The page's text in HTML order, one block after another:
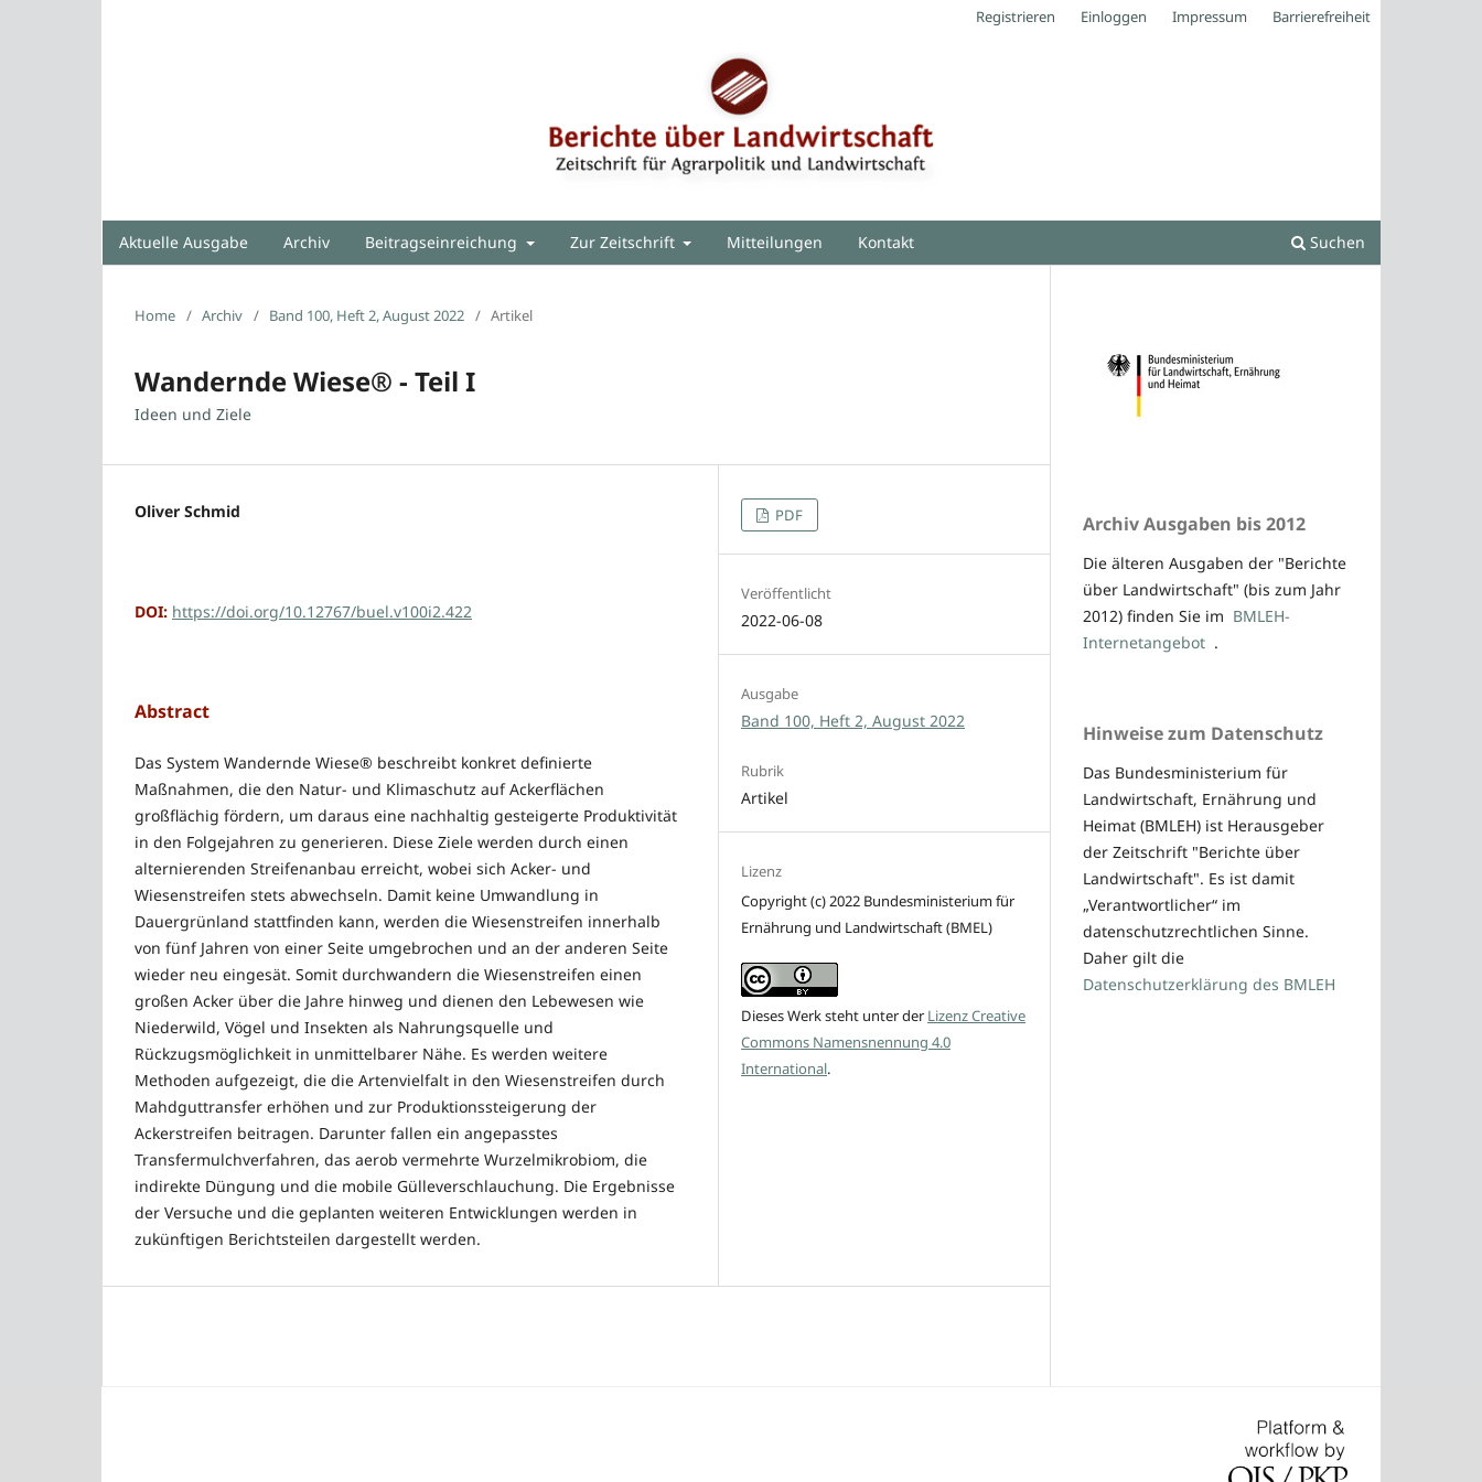
Aktuelle Ausgabe Archiv Beitragseinreichung Zur Zeitschrift Mitteilungen Kontakt Suchen
Registrieren Einloggen Impressum Barrierefreiheit
Home / Archiv / Band 100, Heft 2, August 2022 / Artikel
Wandernde Wiese® - Teil I
Ideen und Ziele
Oliver Schmid
DOI: https://doi.org/10.12767/buel.v100i2.422
Abstract
Das System Wandernde Wiese® beschreibt konkret definierte
Maßnahmen, die den Natur- und Klimaschutz auf Ackerflächen
großflächig fördern, um daraus eine nachhaltig gesteigerte Produktivität
in den Folgejahren zu generieren. Diese Ziele werden durch einen
alternierenden Streifenanbau erreicht, wobei sich Acker- und
Wiesenstreifen stets abwechseln. Damit keine Umwandlung in
Dauergrünland stattfinden kann, werden die Wiesenstreifen innerhalb
von fünf Jahren von einer Seite umgebrochen und an der anderen Seite
wieder neu eingesät. Somit durchwandern die Wiesenstreifen einen
großen Acker über die Jahre hinweg und dienen den Lebewesen wie
Niederwild, Vögel und Insekten als Nahrungsquelle und
Rückzugsmöglichkeit in unmittelbarer Nähe. Es werden weitere
Methoden aufgezeigt, die die Artenvielfalt in den Wiesenstreifen durch
Mahdguttransfer erhöhen und zur Produktionssteigerung der
Ackerstreifen beitragen. Darunter fallen ein angepasstes
Transfermulchverfahren, das aerob vermehrte Wurzelmikrobiom, die
indirekte Düngung und die mobile Gülleverschlauchung. Die Ergebnisse
der Versuche und die geplanten weiteren Entwicklungen werden in
zukünftigen Berichtsteilen dargestellt werden.
PDF
Veröffentlicht
2022-06-08
Ausgabe
Band 100, Heft 2, August 2022
Rubrik
Artikel
Lizenz
Copyright (c) 2022 Bundesministerium für
Ernährung und Landwirtschaft (BMEL)
Dieses Werk steht unter derLizenz Creative
Commons Namensnennung 4.0
International.
Archiv Ausgaben bis 2012
Die älteren Ausgaben der "Berichte
über Landwirtschaft" (bis zum Jahr
2012) finden Sie im BMLEH-
Internetangebot .
Hinweise zum Datenschutz
Das Bundesministerium für
Landwirtschaft, Ernährung und
Heimat (BMLEH) ist Herausgeber
der Zeitschrift "Berichte über
Landwirtschaft". Es ist damit
„Verantwortlicher“ im
datenschutzrechtlichen Sinne.
Daher gilt die
Datenschutzerklärung des BMLEH